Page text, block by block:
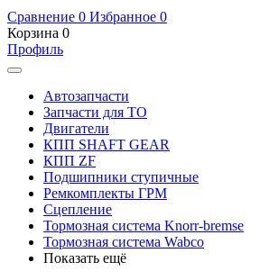
Сравнение 0 Избранное 0
Корзина 0
Профиль
Автозапчасти
Запчасти для ТО
Двигатели
КПП SHAFT GEAR
КПП ZF
Подшипники ступичные
Ремкомплекты ГРМ
Сцепление
Тормозная система Knorr-bremse
Тормозная система Wabco
Показать ещё